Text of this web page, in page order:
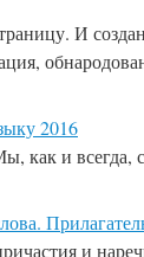
И
2016
как и
и